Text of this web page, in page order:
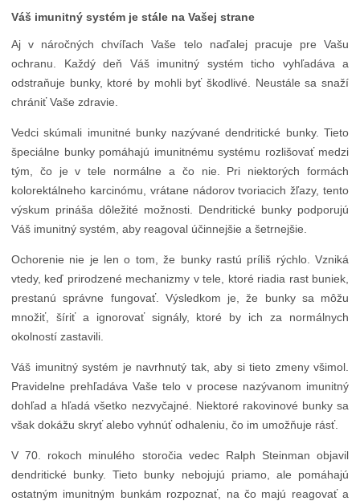
Váš imunitný systém je stále na Vašej strane
Aj v náročných chvíľach Vaše telo naďalej pracuje pre Vašu
ochranu. Každý deň Váš imunitný systém ticho vyhľadáva a
odstraňuje bunky, ktoré by mohli byť škodlivé. Neustále sa snaží
chrániť Vaše zdravie.
Vedci skúmali imunitné bunky nazývané dendritické bunky. Tieto
špeciálne bunky pomáhajú imunitnému systému rozlišovať medzi
tým, čo je v tele normálne a čo nie. Pri niektorých formách
kolorektálneho karcinómu, vrátane nádorov tvoriacich žľazy, tento
výskum prináša dôležité možnosti. Dendritické bunky podporujú
Váš imunitný systém, aby reagoval účinnejšie a šetrnejšie.
Ochorenie nie je len o tom, že bunky rastú príliš rýchlo. Vzniká
vtedy, keď prirodzené mechanizmy v tele, ktoré riadia rast buniek,
prestanú správne fungovať. Výsledkom je, že bunky sa môžu
množiť, šíriť a ignorovať signály, ktoré by ich za normálnych
okolností zastavili.
Váš imunitný systém je navrhnutý tak, aby si tieto zmeny všimol.
Pravidelne prehľadáva Vaše telo v procese nazývanom imunitný
dohľad a hľadá všetko nezvyčajné. Niektoré rakovinové bunky sa
však dokážu skryť alebo vyhnúť odhaleniu, čo im umožňuje rásť.
V 70. rokoch minulého storočia vedec Ralph Steinman objavil
dendritické bunky. Tieto bunky nebojujú priamo, ale pomáhajú
ostatným imunitným bunkám rozpoznať, na čo majú reagovať a